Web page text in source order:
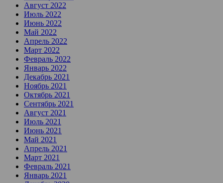
Август 2022
Июль 2022
Июнь 2022
Май 2022
Апрель 2022
Март 2022
Февраль 2022
Январь 2022
Декабрь 2021
Ноябрь 2021
Октябрь 2021
Сентябрь 2021
Август 2021
Июль 2021
Июнь 2021
Май 2021
Апрель 2021
Март 2021
Февраль 2021
Январь 2021